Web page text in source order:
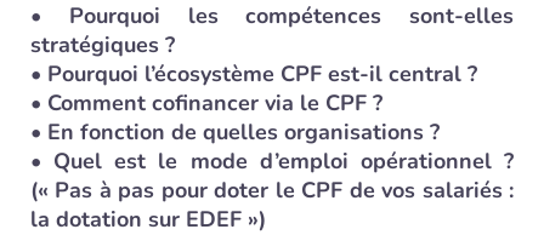
• Pourquoi les compétences sont-elles
stratégiques ?
• Pourquoi l’écosystème CPF est-il central ?
• Comment cofinancer via le CPF ?
• En fonction de quelles organisations ?
• Quel est le mode d’emploi opérationnel ?
(« Pas à pas pour doter le CPF de vos salariés :
la dotation sur EDEF »)